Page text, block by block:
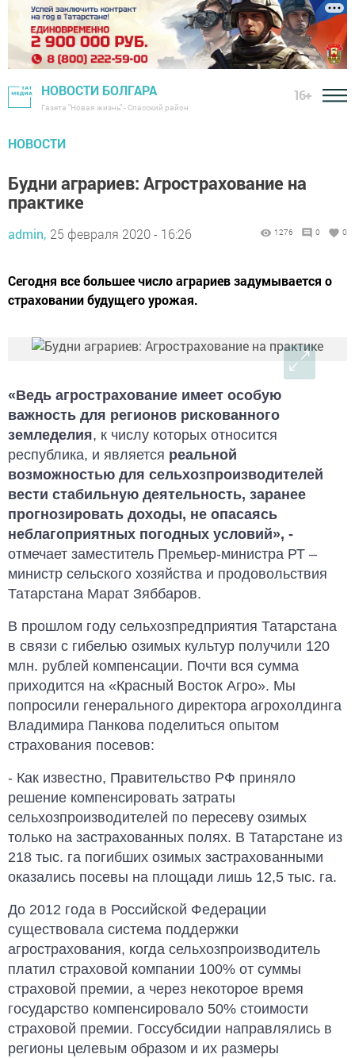
НОВОСТИ БОЛГАРА
Газета "Новая жизнь" - Спасский район
16+
НОВОСТИ
Будни аграриев: Агрострахование на
практике
admin, 25 февраля 2020 - 16:26 1276 0 0
Сегодня все большее число аграриев задумывается о
страховании будущего урожая.
«Ведь агрострахование имеет особую
важность для регионов рискованного
земледелия, к числу которых относится
республика, и является реальной
возможностью для сельхозпроизводителей
вести стабильную деятельность, заранее
прогнозировать доходы, не опасаясь
неблагоприятных погодных условий», -
отмечает заместитель Премьер-министра РТ –
министр сельского хозяйства и продовольствия
Татарстана Марат Зяббаров.
В прошлом году сельхозпредприятия Татарстана
в связи с гибелью озимых культур получили 120
млн. рублей компенсации. Почти вся сумма
приходится на «Красный Восток Агро». Мы
попросили генерального директора агрохолдинга
Владимира Панкова поделиться опытом
страхования посевов:
- Как известно, Правительство РФ приняло
решение компенсировать затраты
сельхозпроизводителей по пересеву озимых
только на застрахованных полях. В Татарстане из
218 тыс. га погибших озимых застрахованными
оказались посевы на площади лишь 12,5 тыс. га.
До 2012 года в Российской Федерации
существовала система поддержки
агрострахования, когда сельхозпроизводитель
платил страховой компании 100% от суммы
страховой премии, а через некоторое время
государство компенсировало 50% стоимости
страховой премии. Госсубсидии направлялись в
регионы целевым образом и их размеры